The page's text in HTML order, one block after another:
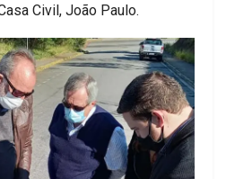
Civil, João Paulo.